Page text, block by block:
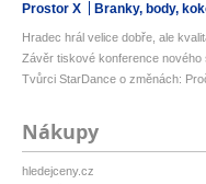
Prostor X Branky, body,
Hradec hrál velice dobře, ale
Závěr tiskové konference
Tvůrci StarDance o změnách:
Nákupy
hledejceny.cz